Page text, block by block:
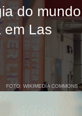
do mundo
em Las
FOTO: WIKIMEDIA COMMONS